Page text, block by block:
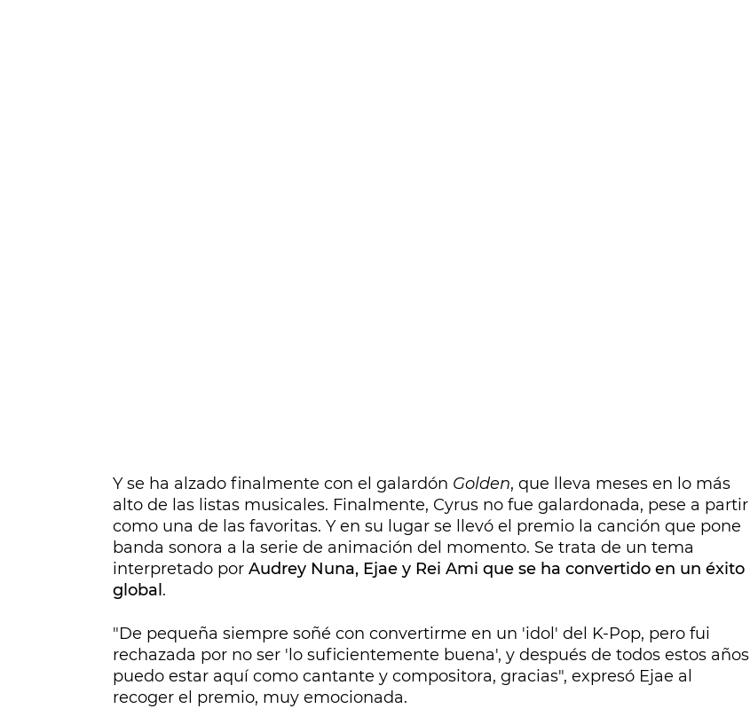
Y se ha alzado finalmente con el galardón Golden, que lleva meses en lo más
alto de las listas musicales. Finalmente, Cyrus no fue galardonada, pese a partir
como una de las favoritas. Y en su lugar se llevó el premio la canción que pone
banda sonora a la serie de animación del momento. Se trata de un tema
interpretado por Audrey Nuna, Ejae y Rei Ami que se ha convertido en un éxito
global .
"De pequeña siempre soñé con convertirme en un 'idol' del K-Pop, pero fui
rechazada por no ser 'lo suficientemente buena', y después de todos estos años
puedo estar aquí como cantante y compositora, gracias", expresó Ejae al
recoger el premio, muy emocionada.